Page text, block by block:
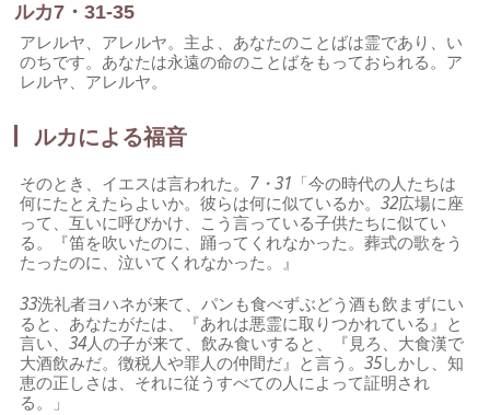
ルカ7・31-35
アレルヤ、アレルヤ。主よ、あなたのことばは霊であり、い
のちです。あなたは永遠の命のことばをもっておられる。ア
レルヤ、アレルヤ。
ルカによる福音
そのとき、イエスは言われた。 7・31 「今の時代の人たちは
何にたとえたらよいか。彼らは何に似ているか。32広場に座
って、互いに呼びかけ、こう言っている子供たちに似てい
る。『笛を吹いたのに、踊ってくれなかった。葬式の歌をう
たったのに、泣いてくれなかった。』
33洗礼者ヨハネが来て、パンも食べずぶどう酒も飲まずにい
ると、あなたがたは、『あれは悪霊に取りつかれている』と
言い、34人の子が来て、飲み食いすると、『見ろ、大食漢で
大酒飲みだ。徴税人や罪人の仲間だ』と言う。35しかし、知
恵の正しさは、それに従うすべての人によって証明され
る。」